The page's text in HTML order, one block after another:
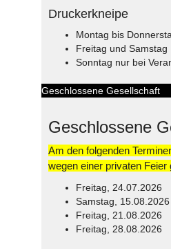
Druckerkneipe
Montag bis
Freitag und
Sonntag nur bei
Geschlossene Gesellschaft
Geschlossene
Am den folgenden
wegen einer privaten Feier
Freitag, 24.07.2026
Samstag, 15.08.2026
Freitag, 21.08.2026
Freitag, 28.08.2026